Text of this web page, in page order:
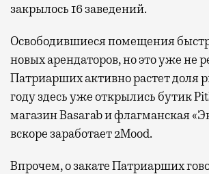
закрылось 16 заведений.
Освободившиеся помещения
новых арендаторов, но это уже не
Патриарших активно растет доля
году здесь уже открылись бутик
магазин Basarab и флагманская
вскоре заработает 2Mood.
Впрочем, о закате Патриарших